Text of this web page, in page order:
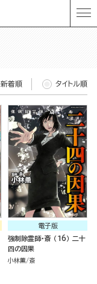
新着順 タイトル順
電子版
強制除霊師・斎 （16） 二十
四の因果
小林薫 斎